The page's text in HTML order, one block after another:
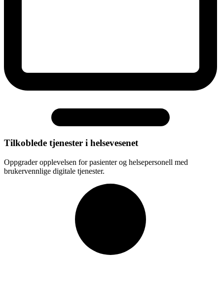
Tilkoblede tjenester i helsevesenet
Oppgrader opplevelsen for pasienter og helsepersonell med
brukervennlige digitale tjenester.